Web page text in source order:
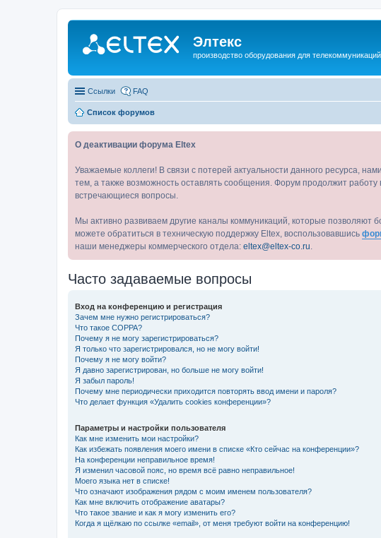
Элтекс
производство оборудования для телекоммуникаций
Ссылки FAQ
Список форумов
О деактивации форума Eltex
Уважаемые коллеги! В связи с потерей актуальности данного ресурса,
тем, а также возможность оставлять сообщения. Форум продолжит
встречающиеся вопросы.
Мы активно развиваем другие каналы коммуникаций, которые позволяют
можете обратиться в техническую поддержку Eltex, воспользовавшись
наши менеджеры коммерческого отдела: eltex@eltex-co.ru
Часто задаваемые вопросы
Вход на конференцию и регистрация
Зачем мне нужно регистрироваться?
Что такое COPPA?
Почему я не могу зарегистрироваться?
Я только что зарегистрировался, но не могу войти!
Почему я не могу войти?
Я давно зарегистрирован, но больше не могу войти!
Я забыл пароль!
Почему мне периодически приходится повторять ввод имени и пароля?
Что делает функция «Удалить cookies конференции»?
Параметры и настройки пользователя
Как мне изменить мои настройки?
Как избежать появления моего имени в списке «Кто сейчас на конференции»?
На конференции неправильное время!
Я изменил часовой пояс, но время всё равно неправильное!
Моего языка нет в списке!
Что означают изображения рядом с моим именем пользователя?
Как мне включить отображение аватары?
Что такое звание и как я могу изменить его?
Когда я щёлкаю по ссылке «email», от меня требуют войти на конференцию!